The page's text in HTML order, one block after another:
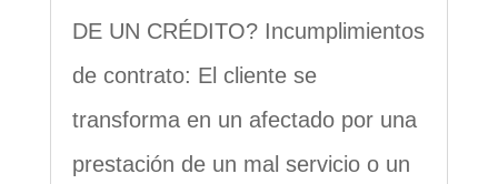
DE UN CRÉDITO? Incumplimientos
de contrato: El cliente se
transforma en un afectado por una
prestación de un mal servicio o un